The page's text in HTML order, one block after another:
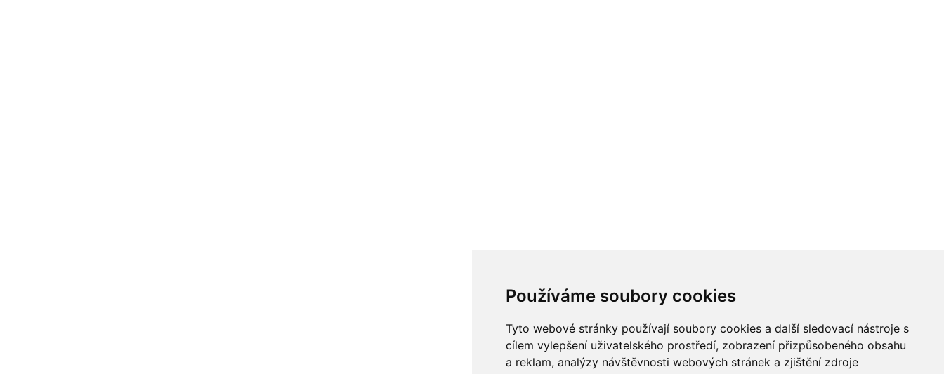
Používáme soubory cookies
Tyto webové stránky používají soubory cookies a další sledovací nástroje s
cílem vylepšení uživatelského prostředí, zobrazení přizpůsobeného obsahu
a reklam, analýzy návštěvnosti webových stránek a zjištění zdroje